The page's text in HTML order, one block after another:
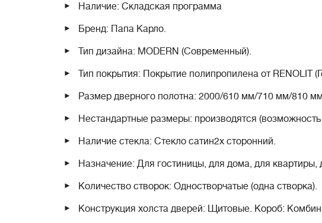
Наличие: Складская программа
Бренд: Папа Карло.
Тип дизайна: MODERN (Современный).
Тип покрытия: Покрытие полипропилена от RENOLIT
Размер дверного полотна: 2000/610 мм/710 мм/810
Нестандартные размеры: производятся
Наличие стекла: Стекло сатин2х сторонний.
Назначение: Для гостиницы, для дома, для квартиры,
Количество створок: Одностворчатые (одна створка).
Конструкция холста дверей: Щитовые. Короб: